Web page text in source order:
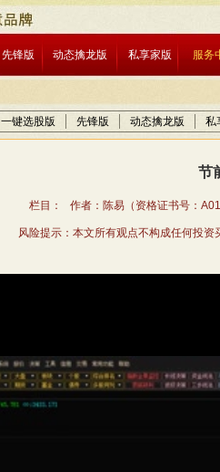
先锋版 动态擒龙版 私享家版 服务
一键选股版 先锋版 动态擒龙版 私
节
栏目： 作者：陈易（资格证书号：
风险提示：本文所有观点不构成任何投